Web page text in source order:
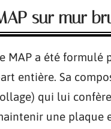
sur mur
MAP a été formulé
entière. Sa
qui lui
une plaque